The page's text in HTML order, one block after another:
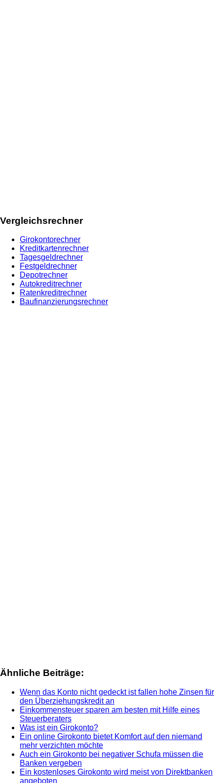
Vergleichsrechner
Girokontorechner
Kreditkartenrechner
Tagesgeldrechner
Festgeldrechner
Depotrechner
Autokreditrechner
Ratenkreditrechner
Baufinanzierungsrechner
Ähnliche Beiträge:
Wenn das Konto nicht gedeckt ist fallen hohe Zinsen für
den Überziehungskredit an
Einkommensteuer sparen am besten mit Hilfe eines
Steuerberaters
Was ist ein Girokonto?
Ein online Girokonto bietet Komfort auf den niemand
mehr verzichten möchte
Auch ein Girokonto bei negativer Schufa müssen die
Banken vergeben
Ein kostenloses Girokonto wird meist von Direktbanken
angeboten